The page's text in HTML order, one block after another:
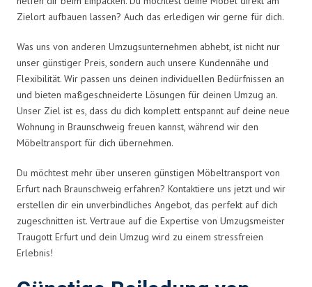
Zielort aufbauen lassen? Auch das erledigen wir gerne für dich.
Was uns von anderen Umzugsunternehmen abhebt, ist nicht nur
unser günstiger Preis, sondern auch unsere Kundennähe und
Flexibilität. Wir passen uns deinen individuellen Bedürfnissen an
und bieten maßgeschneiderte Lösungen für deinen Umzug an.
Unser Ziel ist es, dass du dich komplett entspannt auf deine neue
Wohnung in Braunschweig freuen kannst, während wir den
Möbeltransport für dich übernehmen.
Du möchtest mehr über unseren günstigen Möbeltransport von
Erfurt nach Braunschweig erfahren? Kontaktiere uns jetzt und wir
erstellen dir ein unverbindliches Angebot, das perfekt auf dich
zugeschnitten ist. Vertraue auf die Expertise von Umzugsmeister
Traugott Erfurt und dein Umzug wird zu einem stressfreien
Erlebnis!